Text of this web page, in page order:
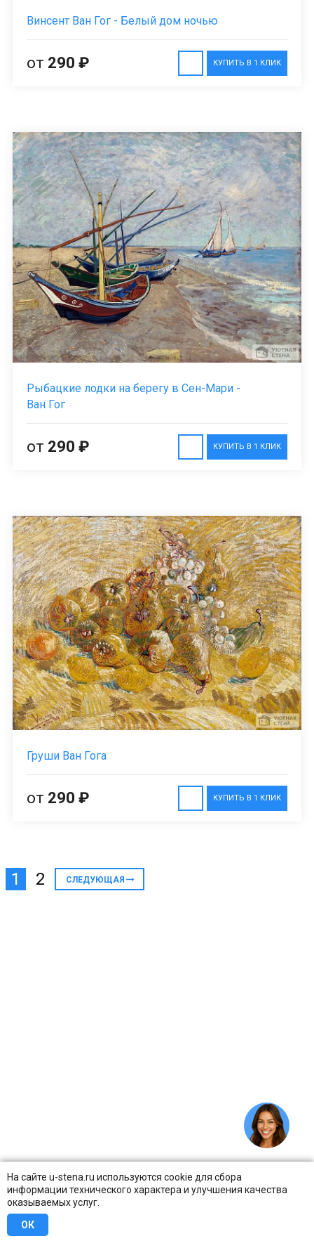
На сайте u-stena.ru используются cookie для сбора
информации технического характера и улучшения качества
оказываемых услуг.
ОК
Винсент Ван Гог - Белый дом ночью
КУПИТЬ В 1 КЛИК
от 290 ₽
Рыбацкие лодки на берегу в Сен-Мари -
Ван Гог
КУПИТЬ В 1 КЛИК
от 290 ₽
Груши Ван Гога
КУПИТЬ В 1 КЛИК
от 290 ₽
1 2 СЛЕДУЮЩАЯ